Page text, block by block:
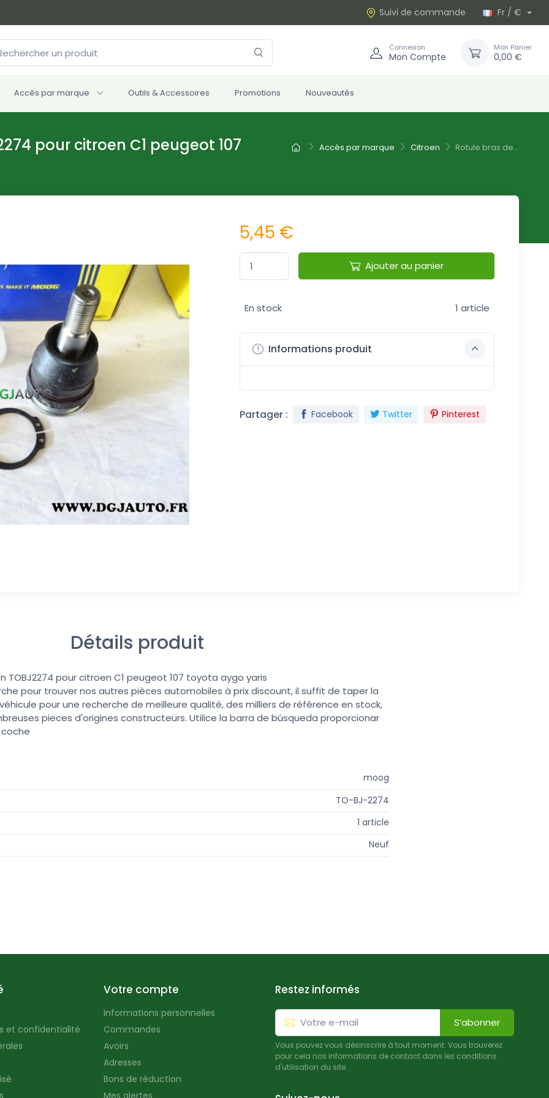
Suivi de commande Fr / €
Connexion
Mon Compte
Mon Panier
0,00 €
Accès par marque Outils & Accessoires Promotions Nouveautés
Accès par marque Citroen Rotule bras de...
pour citroen C1 peugeot 107
5,45 €
Ajouter au panier
En stock 1 article
Informations produit
Partager : Facebook Twitter Pinterest
Détails produit
TOBJ2274 pour citroen C1 peugeot 107 toyota aygo yaris
pour trouver nos autres pièces automobiles à prix discount, il suffit de taper la
pour une recherche de meilleure qualité, des milliers de référence en stock,
pieces d'origines constructeurs. Utilice la barra de búsqueda proporcionar
moog
TO-BJ-2274
1 article
Neuf
et confidentialité
Votre compte
Informations personnelles
Commandes
Avoirs
Adresses
Bons de réduction
Mes alertes
Restez informés
S’abonner
Vous pouvez vous désinscrire à tout moment. Vous trouverez
pour cela nos informations de contact dans les conditions
d'utilisation du site.